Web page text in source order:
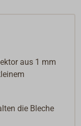
aus 1 mm
die Bleche